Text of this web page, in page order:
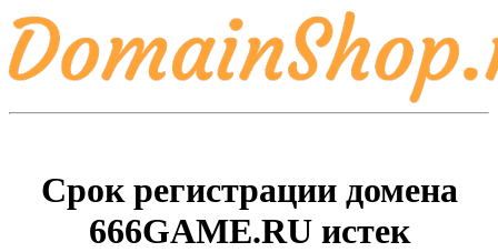
Срок регистрации домена
666GAME.RUистек